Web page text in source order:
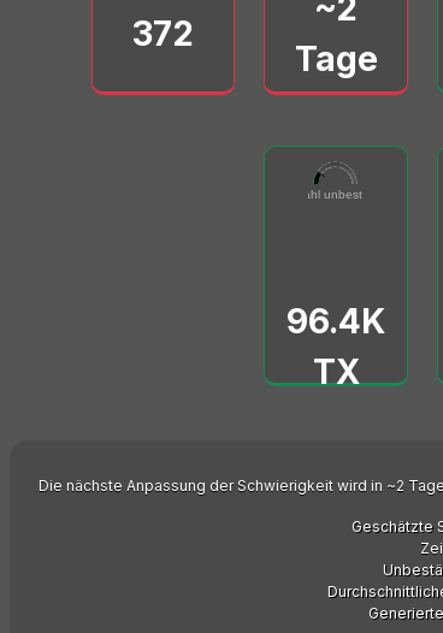
372
~2
Tage
96432
Gesamtzahl unbestätigter TX
0 500000
96.4K
TX
Die nächste Anpassung der Schwierigkeit wird in ~2
Geschätzte